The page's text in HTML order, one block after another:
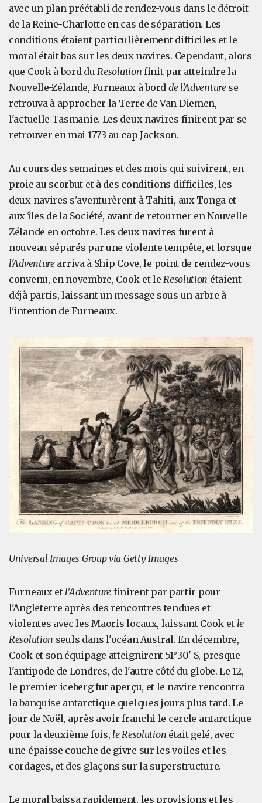
avec un plan préétabli de rendez-vous dans le détroit
de la Reine-Charlotte en cas de séparation. Les
conditions étaient particulièrement difficiles et le
moral était bas sur les deux navires. Cependant, alors
que Cook à bord duResolution finit par atteindre la
Nouvelle-Zélande, Furneaux à bord de l'Adventurese
retrouva à approcher la Terre de Van Diemen,
l'actuelle Tasmanie. Les deux navires finirent par se
retrouver en mai 1773 au cap Jackson.
Au cours des semaines et des mois qui suivirent, en
proie au scorbut et à des conditions difficiles, les
deux navires s'aventurèrent à Tahiti, aux Tonga et
aux îles de la Société, avant de retourner en Nouvelle-
Zélande en octobre. Les deux navires furent à
nouveau séparés par une violente tempête, et lorsque
l'Adventurearriva à Ship Cove, le point de rendez-vous
convenu, en novembre, Cook et leResolution étaient
déjà partis, laissant un message sous un arbre à
l'intention de Furneaux.
Universal Images Group via Getty Images
Furneaux etl'Adventure finirent par partir pour
l'Angleterre après des rencontres tendues et
violentes avec les Maoris locaux, laissant Cook et le
Resolution seuls dans l'océan Austral. En décembre,
Cook et son équipage atteignirent 51°30' S, presque
l'antipode de Londres, de l'autre côté du globe. Le 12,
le premier iceberg fut aperçu, et le navire rencontra
la banquise antarctique quelques jours plus tard. Le
jour de Noël, après avoir franchi le cercle antarctique
pour la deuxième fois,le Resolution était gelé, avec
une épaisse couche de givre sur les voiles et les
cordages, et des glaçons sur la superstructure.
Le moral baissa rapidement, les provisions et les